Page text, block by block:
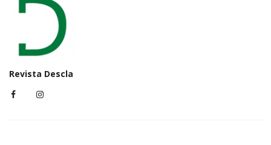
Revista Descla